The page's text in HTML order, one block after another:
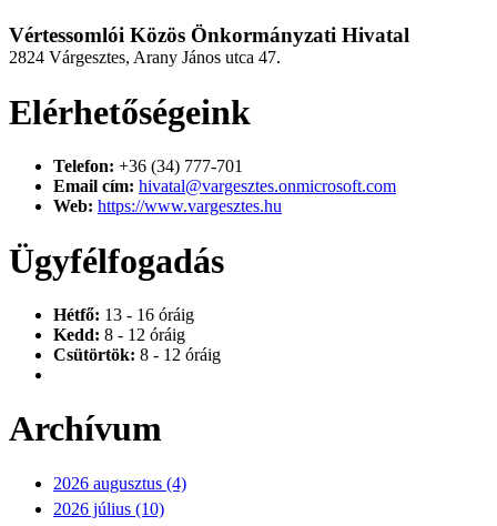
Vértessomlói Közös Önkormányzati Hivatal
2824 Várgesztes, Arany János utca 47.
Elérhetőségeink
Telefon: +36 (34) 777-701
Email cím: hivatal@vargesztes.onmicrosoft.com
Web: https://www.vargesztes.hu
Ügyfélfogadás
Hétfő: 13 - 16 óráig
Kedd: 8 - 12 óráig
Csütörtök: 8 - 12 óráig
Archívum
2026 augusztus (4)
2026 július (10)